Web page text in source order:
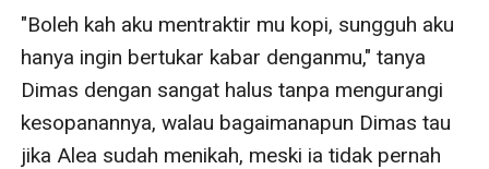
"Boleh kah aku mentraktir mu kopi, sungguh aku
hanya ingin bertukar kabar denganmu," tanya
Dimas dengan sangat halus tanpa mengurangi
kesopanannya, walau bagaimanapun Dimas tau
jika Alea sudah menikah, meski ia tidak pernah